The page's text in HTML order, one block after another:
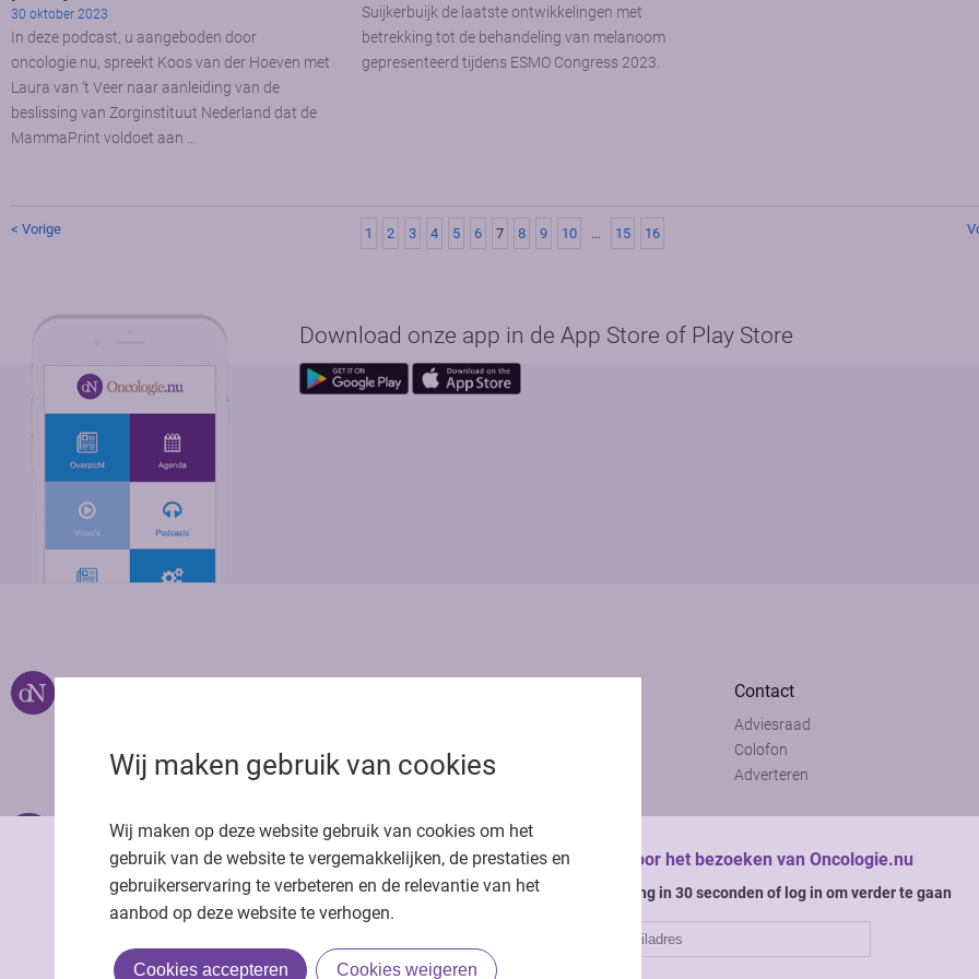
Wij maken gebruik van cookies
Wij maken op deze website gebruik van cookies om het
gebruik van de website te vergemakkelijken, de prestaties en
gebruikerservaring te verbeteren en de relevantie van het
aanbod op deze website te verhogen.
Cookies accepteren Cookies weigeren
Bedankt voor het bezoeken van Oncologie.nu
Krijg gratis toegang in 30 seconden of log in om verder te gaan
30 oktober 2023
In deze podcast, u aangeboden door
oncologie.nu, spreekt Koos van der Hoeven met
Laura van ‘t Veer naar aanleiding van de
beslissing van Zorginstituut Nederland dat de
MammaPrint voldoet aan …
Suijkerbuijk de laatste ontwikkelingen met
betrekking tot de behandeling van melanoom
gepresenteerd tijdens ESMO Congress 2023.
< Vorige 1 2 3 4 5 6 7 8 9 10 … 15 16
Download onze app in de App Store of Play Store
Privacy statement
Cookie statement
Richtlijnen
Contact
Adviesraad
Colofon
Adverteren